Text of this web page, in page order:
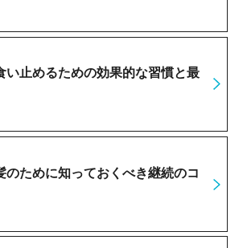
い止めるための効果的な習慣と最
のために知っておくべき継続のコ